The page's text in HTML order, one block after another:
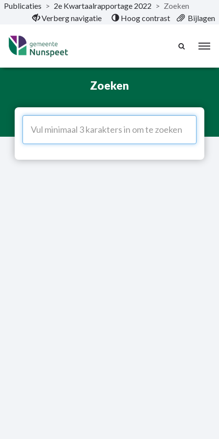
Naar hoofdinhoud
Publicaties > 2e Kwartaalrapportage 2022 > Zoeken
Verberg navigatie
Hoog contrast Bijlagen
Zoeken